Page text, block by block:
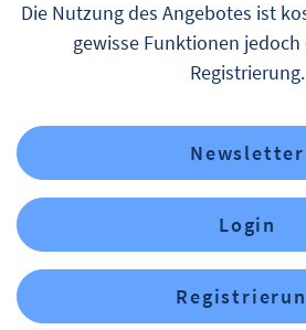
Die Nutzung des Angebotes ist
gewisse Funktionen
Registrierung.
Newsletter
Login